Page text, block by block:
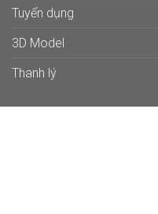
Tuyển dụng
3D Model
Thanh lý